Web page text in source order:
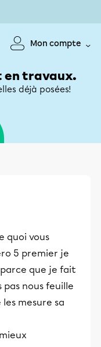
Mon compte
en travaux.
déjà posées!
quoi vous
5 premier je
que je fait
nous feuille
mesure sa